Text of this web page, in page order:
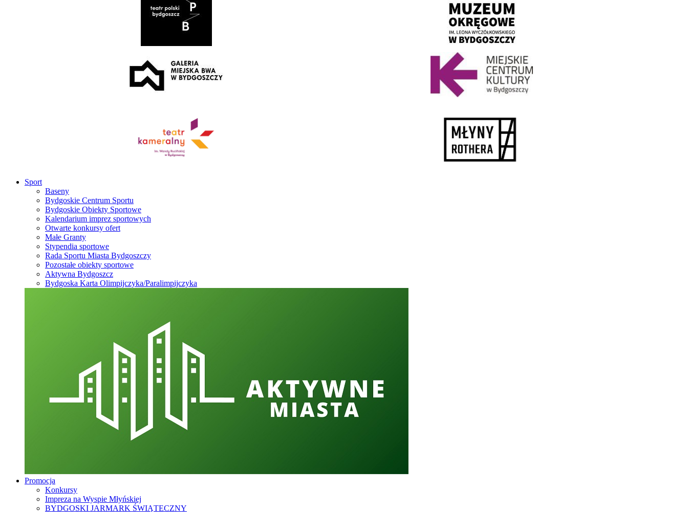
Sport
Baseny
Bydgoskie Centrum Sportu
Bydgoskie Obiekty Sportowe
Kalendarium imprez sportowych
Otwarte konkursy ofert
Małe Granty
Stypendia sportowe
Rada Sportu Miasta Bydgoszczy
Pozostałe obiekty sportowe
Aktywna Bydgoszcz
Bydgoska Karta Olimpijczyka/Paralimpijczyka
Promocja
Konkursy
Impreza na Wyspie Młyńskiej
BYDGOSKI JARMARK ŚWIĄTECZNY